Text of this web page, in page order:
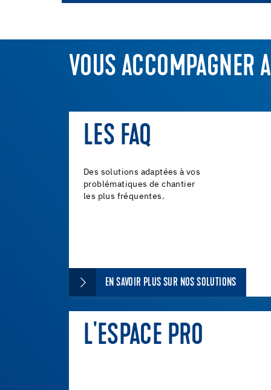
VOUS ACCOMPAGNER
LES FAQ
Des solutions adaptées à vos
problématiques de chantier
les plus fréquentes.
EN SAVOIR PLUS SUR NOS SOLUTIONS
L'ESPACE PRO